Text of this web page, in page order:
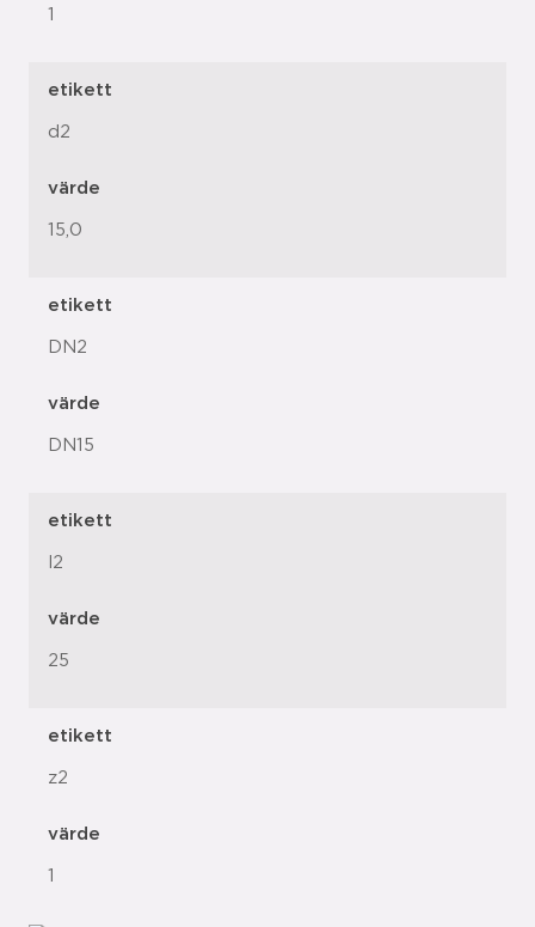
1
etikett
d2
värde
15,0
etikett
DN2
värde
DN15
etikett
l2
värde
25
etikett
z2
värde
1